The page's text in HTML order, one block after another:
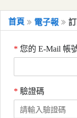
移到主要內容
國立嘉義大學電子報
首頁
電子報
* 您的 E-Mail 帳
* 驗證碼